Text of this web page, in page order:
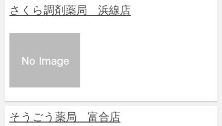
さくら調剤薬局 浜線店
そうごう薬局 富合店